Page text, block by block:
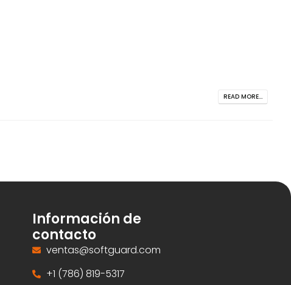
READ MORE...
Información de
contacto
ventas@softguard.com
+1 (786) 819-5317